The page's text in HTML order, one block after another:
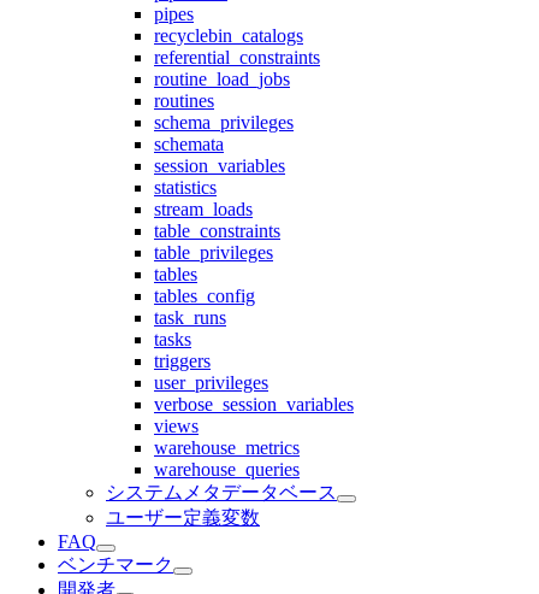
pipes
recyclebin_catalogs
referential_constraints
routine_load_jobs
routines
schema_privileges
schemata
session_variables
statistics
stream_loads
table_constraints
table_privileges
tables
tables_config
task_runs
tasks
triggers
user_privileges
verbose_session_variables
views
warehouse_metrics
warehouse_queries
システムメタデータベース
ユーザー定義変数
FAQ
ベンチマーク
開発者